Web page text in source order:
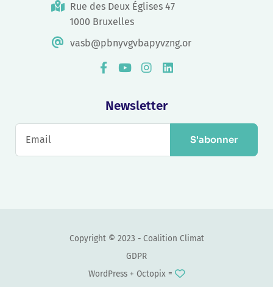
Rue des Deux Églises 47
1000 Bruxelles
vasb@pbnyvgvbapyvzng.or
Newsletter
S'abonner
Copyright © 2023 - Coalition Climat
GDPR
WordPress + Octopix =